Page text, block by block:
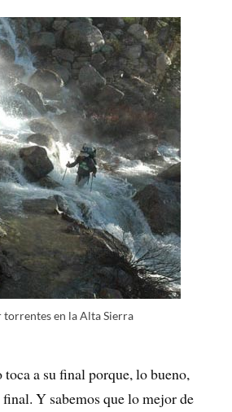
torrentes en la Alta Sierra
a su final porque, lo bueno,
Y sabemos que lo mejor de